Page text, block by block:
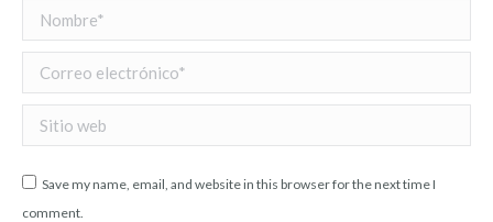
Nombre *
Correo electrónico *
Sitio web
Save my name, email, and website in this browser for the next time I
comment.